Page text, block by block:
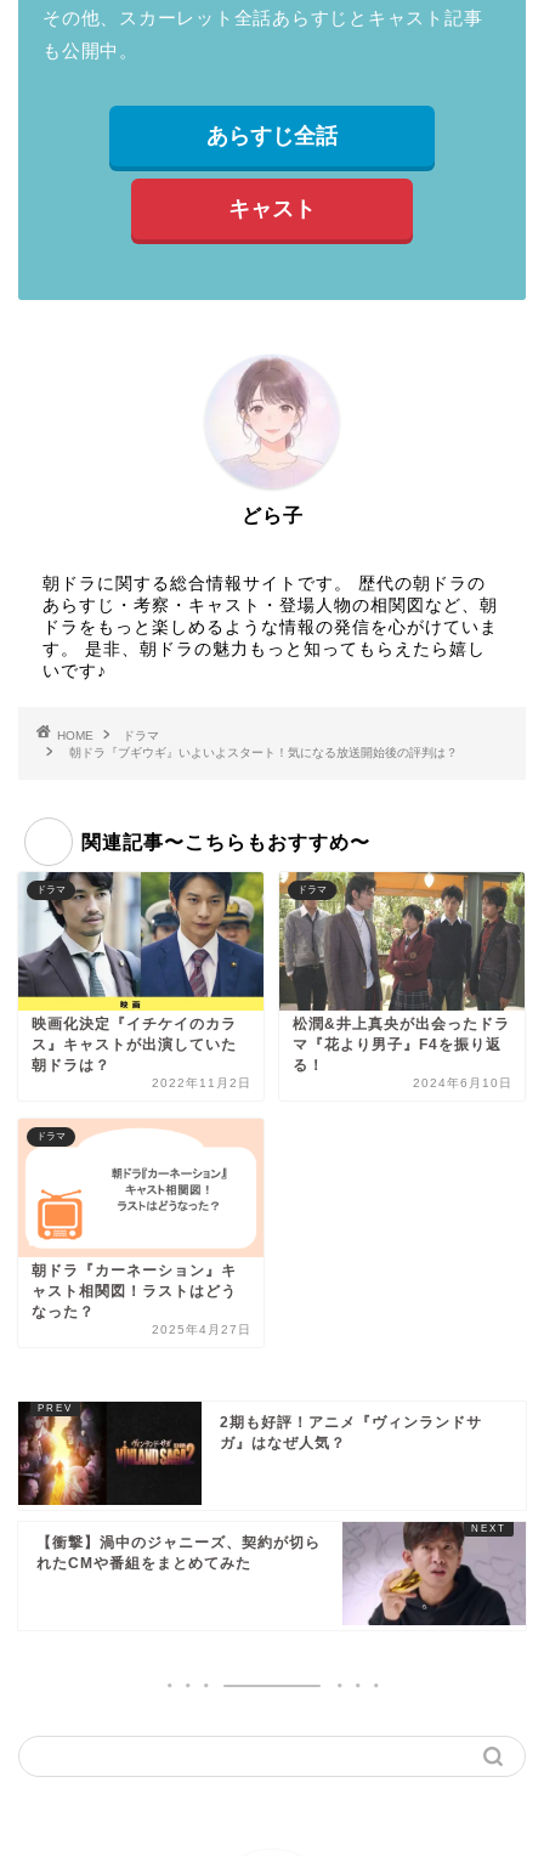
その他、スカーレット全話あらすじとキャスト記事
も公開中。
あらすじ全話
キャスト
どら子
朝ドラに関する総合情報サイトです。 歴代の朝ドラの
あらすじ・考察・キャスト・登場人物の相関図など、朝
ドラをもっと楽しめるような情報の発信を心がけていま
す。 是非、朝ドラの魅力もっと知ってもらえたら嬉し
いです♪
HOME
ドラマ
朝ドラ『ブギウギ』いよいよスタート！気になる放送開始後の評判は？
関連記事〜こちらもおすすめ〜
ドラマ
映画化決定『イチケイのカラ
ス』キャストが出演していた
朝ドラは？
2022年11月2日
ドラマ
松潤&井上真央が出会ったドラ
マ『花より男子』F4を振り返
る！
2024年6月10日
ドラマ
朝ドラ『カーネーション』キ
ャスト相関図！ラストはどう
なった？
2025年4月27日
2期も好評！アニメ『ヴィンランドサ
ガ』はなぜ人気？
【衝撃】渦中のジャニーズ、契約が切ら
れたCMや番組をまとめてみた